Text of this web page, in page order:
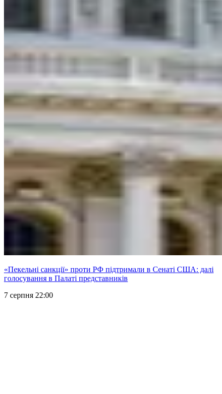
«Пекельні санкції» проти РФ підтримали в Сенаті США: далі
голосування в Палаті представників
7 серпня 22:00